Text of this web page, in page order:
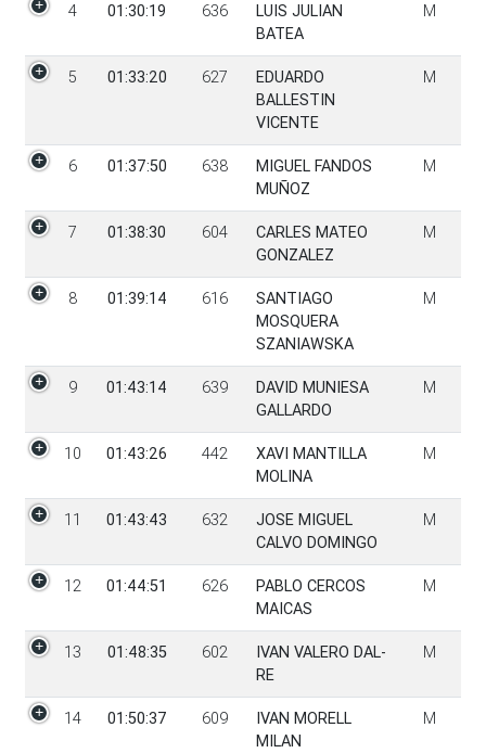
4 01:30:19 636
LUIS JULIAN
BATEA
M
5 01:33:20 627
EDUARDO
BALLESTIN
VICENTE
M
6 01:37:50 638
MIGUEL FANDOS
MUÑOZ
M
7 01:38:30 604
CARLES MATEO
GONZALEZ
M
8 01:39:14 616
SANTIAGO
MOSQUERA
SZANIAWSKA
M
9 01:43:14 639
DAVID MUNIESA
GALLARDO
M
10 01:43:26 442
XAVI MANTILLA
MOLINA
M
11 01:43:43 632
JOSE MIGUEL
CALVO DOMINGO
M
12 01:44:51 626
PABLO CERCOS
MAICAS
M
13 01:48:35 602
IVAN VALERO DAL-
RE
M
14 01:50:37 609
IVAN MORELL
MILAN
M